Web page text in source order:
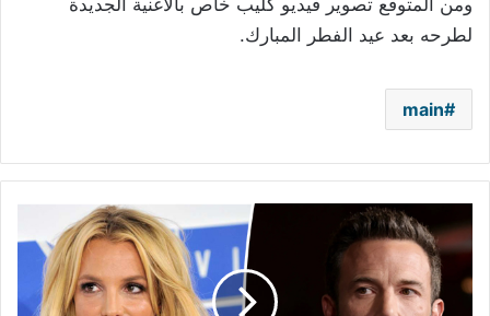
ومن المتوقع تصوير فيديو كليب خاص بالأغنية الجديدة
لطرحه بعد عيد الفطر المبارك.
main
سبيرز
إلى
"علاقة